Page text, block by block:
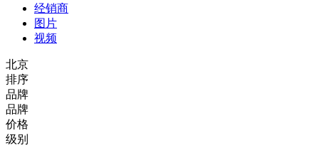
经销商
图片
视频
北京
排序
品牌
品牌
价格
级别